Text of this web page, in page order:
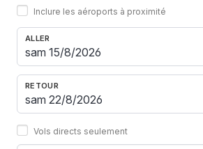
Inclure les aéroports à proximité
ALLER
RETOUR
Vols directs seulement